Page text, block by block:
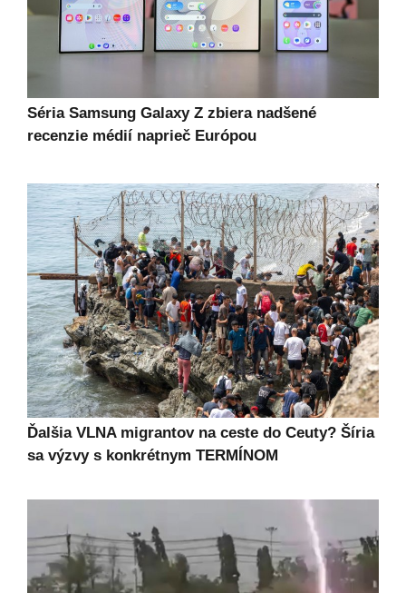
Séria Samsung Galaxy Z zbiera nadšené
recenzie médií naprieč Európou
Ďalšia VLNA migrantov na ceste do Ceuty? Šíria
sa výzvy s konkrétnym TERMÍNOM